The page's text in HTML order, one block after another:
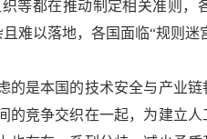
在推动制定相关准则，
难以落地，各国面临“规则迷
本国的技术安全与产业链
竞争交织在一起，为建立